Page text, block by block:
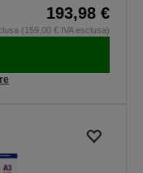
193,98 €
(159,00 € IVA esclusa)